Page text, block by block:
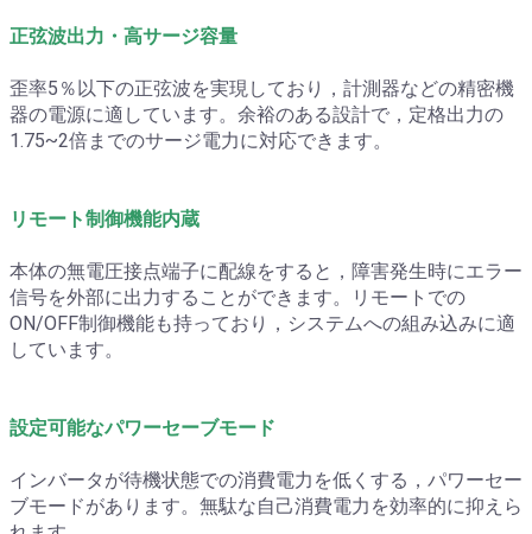
正弦波出力・高サージ容量
歪率5％以下の正弦波を実現しており，計測器などの精密機
器の電源に適しています。余裕のある設計で，定格出力の
1.75~2倍までのサージ電力に対応できます。
リモート制御機能内蔵
本体の無電圧接点端子に配線をすると，障害発生時にエラー
信号を外部に出力することができます。リモートでの
ON/OFF制御機能も持っており，システムへの組み込みに適
しています。
設定可能なパワーセーブモード
インバータが待機状態での消費電力を低くする，パワーセー
ブモードがあります。無駄な自己消費電力を効率的に抑えら